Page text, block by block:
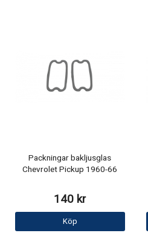
Packningar bakljusglas
Chevrolet Pickup 1960-66
140 kr
Köp